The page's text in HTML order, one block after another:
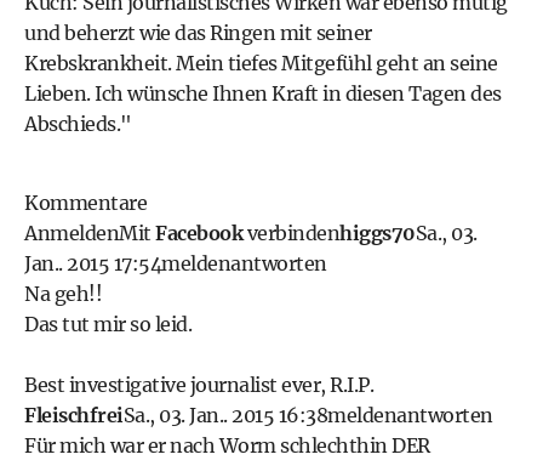
und beherzt wie das Ringen mit seiner
Krebskrankheit. Mein tiefes Mitgefühl geht an seine
Lieben. Ich wünsche Ihnen Kraft in diesen Tagen des
Abschieds."
Kommentare
AnmeldenMit Facebookverbindenhiggs70Sa., 03.
Jan.. 2015 17:54meldenantworten
Na geh!!
Das tut mir so leid.
Best investigative journalist ever, R.I.P.
FleischfreiSa., 03. Jan.. 2015 16:38meldenantworten
Für mich war er nach Worm schlechthin DER